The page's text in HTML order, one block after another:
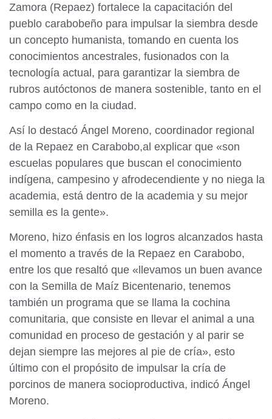
Zamora (Repaez) fortalece la capacitación del
pueblo carabobeño para impulsar la siembra desde
un concepto humanista, tomando en cuenta los
conocimientos ancestrales, fusionados con la
tecnología actual, para garantizar la siembra de
rubros autóctonos de manera sostenible, tanto en el
campo como en la ciudad.
Así lo destacó Ángel Moreno, coordinador regional
de la Repaez en Carabobo,al explicar que «son
escuelas populares que buscan el conocimiento
indígena, campesino y afrodecendiente y no niega la
academia, está dentro de la academia y su mejor
semilla es la gente».
Moreno, hizo énfasis en los logros alcanzados hasta
el momento a través de la Repaez en Carabobo,
entre los que resaltó que «llevamos un buen avance
con la Semilla de Maíz Bicentenario, tenemos
también un programa que se llama la cochina
comunitaria, que consiste en llevar el animal a una
comunidad en proceso de gestación y al parir se
dejan siempre las mejores al pie de cría», esto
último con el propósito de impulsar la cría de
porcinos de manera socioproductiva, indicó Ángel
Moreno.